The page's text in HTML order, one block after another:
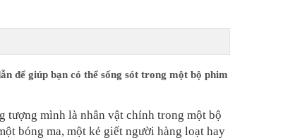
để giúp bạn có thể sống sót trong một bộ phim
tượng mình là nhân vật chính trong một bộ
bóng ma, một kẻ giết người hàng loạt hay